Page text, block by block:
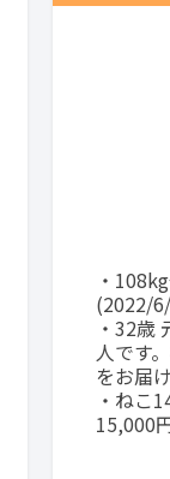
・
(2022/
・32歳
人です
をお届
・ねこ
15,000